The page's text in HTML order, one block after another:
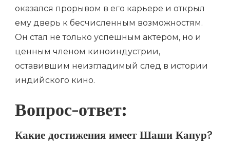
оказался прорывом в его карьере и открыл
ему дверь к бесчисленным возможностям.
Он стал не только успешным актером, но и
ценным членом киноиндустрии,
оставившим неизгладимый след в истории
индийского кино.
Вопрос-ответ:
Какие достижения имеет Шаши Капур?